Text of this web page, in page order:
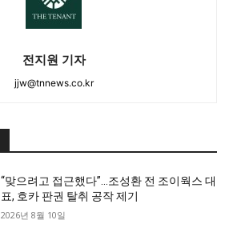
전지원 기자
jjw@tnnews.co.kr
“맞으려고 접근했다”…조성환 전 조이웍스 대
표, 호카 판권 탈취 공작 제기
2026년 8월 10일